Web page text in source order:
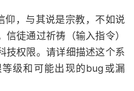
仰，与其说是宗教，不如说
徒通过祈祷（输入指令）
技权限。请详细描述这个系
级和可能出现的bug或漏